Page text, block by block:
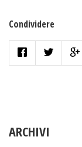
Condividere
ARCHIVI